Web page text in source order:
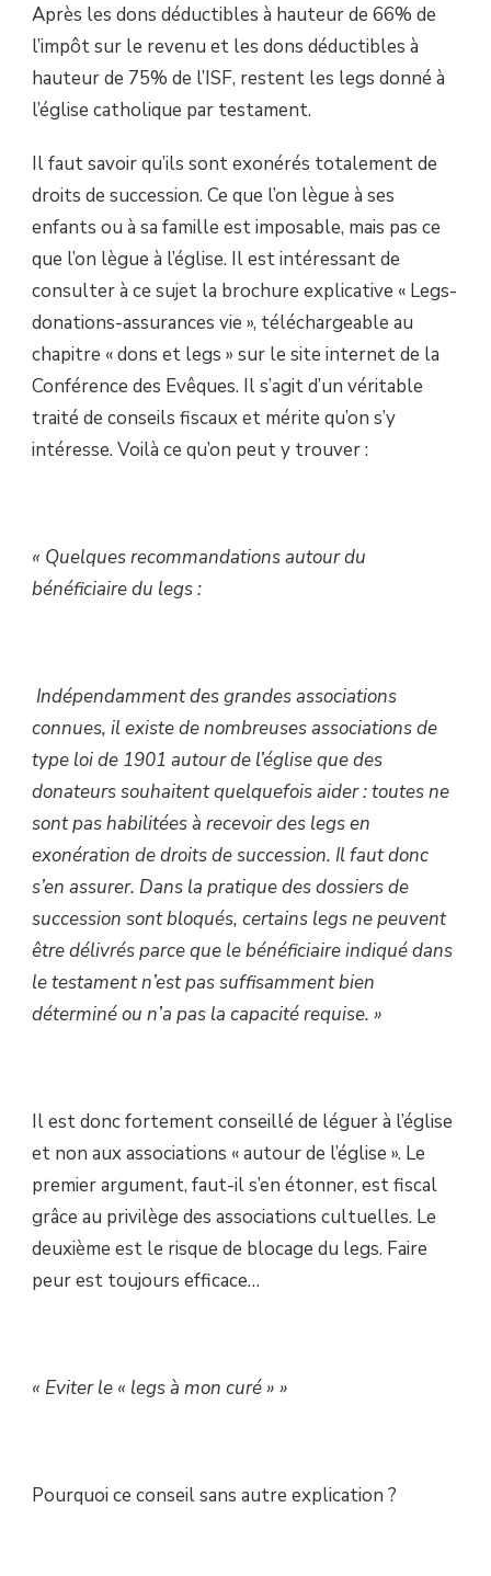
Après les dons déductibles à hauteur de 66% de
l’impôt sur le revenu et les dons déductibles à
hauteur de 75% de l’ISF, restent les legs donné à
l’église catholique par testament.
Il faut savoir qu’ils sont exonérés totalement de
droits de succession. Ce que l’on lègue à ses
enfants ou à sa famille est imposable, mais pas ce
que l’on lègue à l’église. Il est intéressant de
consulter à ce sujet la brochure explicative « Legs-
donations-assurances vie », téléchargeable au
chapitre « dons et legs » sur le site internet de la
Conférence des Evêques. Il s’agit d’un véritable
traité de conseils fiscaux et mérite qu’on s’y
intéresse. Voilà ce qu’on peut y trouver :
« Quelques recommandations autour du
bénéficiaire du legs :
Indépendamment des grandes associations
connues, il existe de nombreuses associations de
type loi de 1901 autour de l’église que des
donateurs souhaitent quelquefois aider : toutes ne
sont pas habilitées à recevoir des legs en
exonération de droits de succession. Il faut donc
s’en assurer. Dans la pratique des dossiers de
succession sont bloqués, certains legs ne peuvent
être délivrés parce que le bénéficiaire indiqué dans
le testament n’est pas suffisamment bien
déterminé ou n’a pas la capacité requise. »
Il est donc fortement conseillé de léguer à l’église
et non aux associations « autour de l’église ». Le
premier argument, faut-il s’en étonner, est fiscal
grâce au privilège des associations cultuelles. Le
deuxième est le risque de blocage du legs. Faire
peur est toujours efficace…
« Eviter le « legs à mon curé » »
Pourquoi ce conseil sans autre explication ?